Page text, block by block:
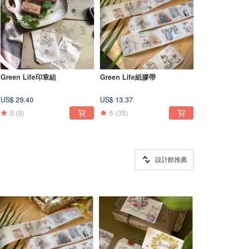
Green Life印章組
US$ 29.40
5 (9)
Green Life紙膠帶
US$ 13.37
5 (35)
設計館推薦